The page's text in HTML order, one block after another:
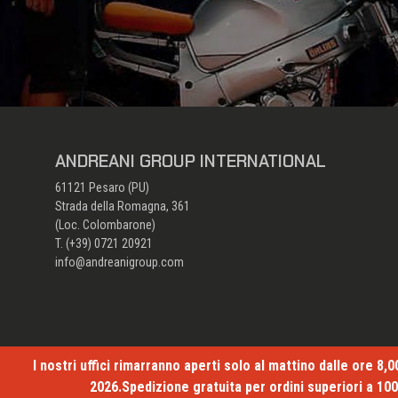
I nostri uffici rimarranno aperti solo al mattino dalle ore
2026.Spedizione gratuita per ordini superiori a
ANDREANI GROUP INTERNATIONAL
61121 Pesaro (PU)
Strada della Romagna, 361
(Loc. Colombarone)
T. (+39) 0721 20921
info@andreanigroup.com